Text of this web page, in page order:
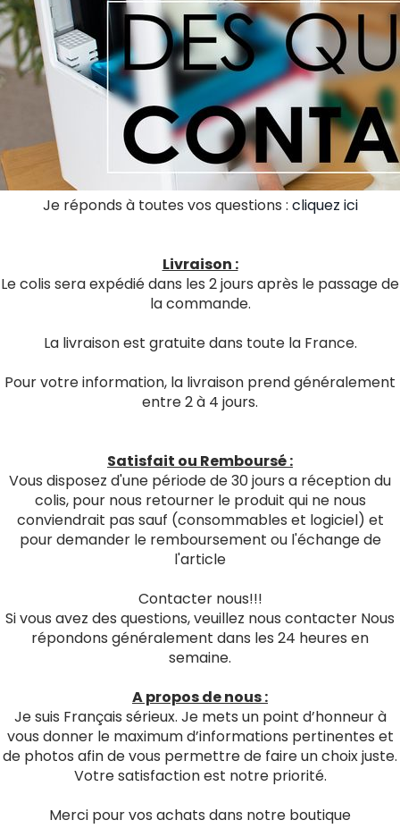
Je réponds à toutes vos questions : cliquez ici
Livraison :
Le colis sera expédié dans les 2 jours après le passage de
la commande.
La livraison est gratuite dans toute la France.
Pour votre information, la livraison prend généralement
entre 2 à 4 jours.
Satisfait ou Remboursé :
Vous disposez d'une période de 30 jours a réception du
colis, pour nous retourner le produit qui ne nous
conviendrait pas sauf (consommables et logiciel) et
pour demander le remboursement ou l'échange de
l'article
Contacter nous!!!
Si vous avez des questions, veuillez nous contacter Nous
répondons généralement dans les 24 heures en
semaine.
A propos de nous :
Je suis Français sérieux. Je mets un point d’honneur à
vous donner le maximum d’informations pertinentes et
de photos afin de vous permettre de faire un choix juste.
Votre satisfaction est notre priorité.
Merci pour vos achats dans notre boutique